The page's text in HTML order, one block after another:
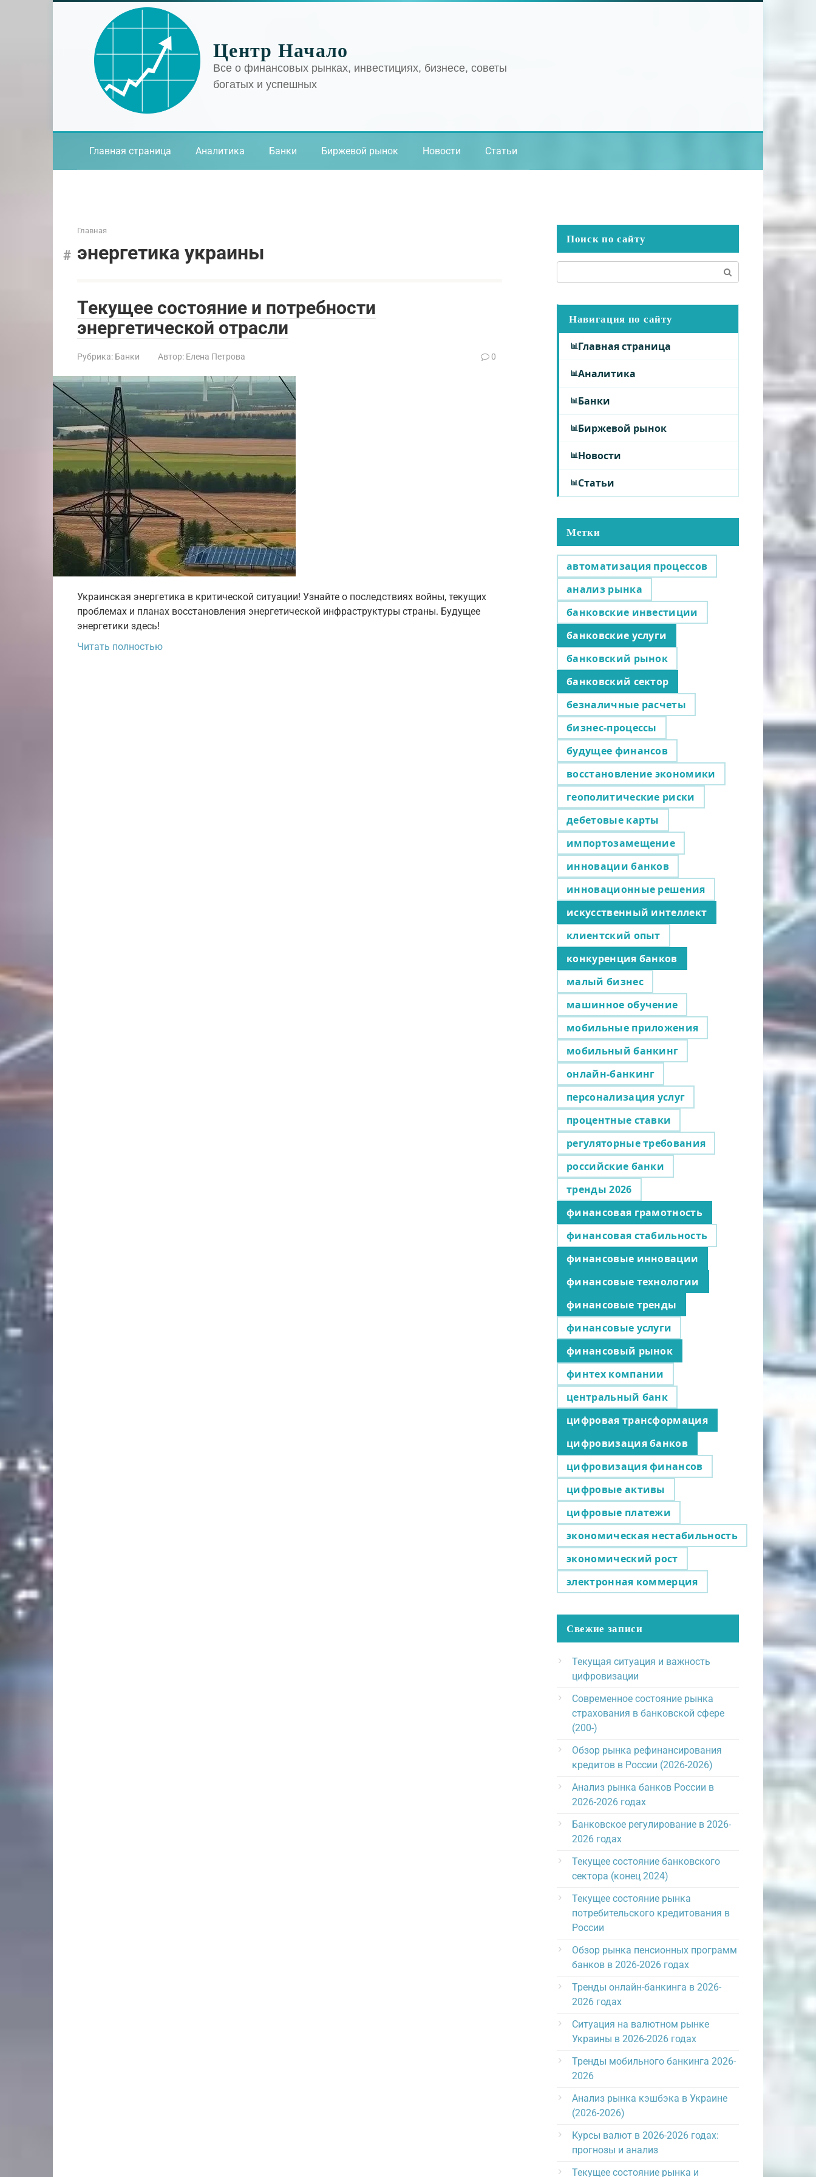
Центр Начало
Все о финансовых рынках, инвестициях, бизнесе, советы
богатых и успешных
Главная страница Аналитика Банки Биржевой рынок Новости Статьи
Главная
энергетика украины
Текущее состояние и потребности
энергетической отрасли
Рубрика: Банки Автор: Елена Петрова 0
Украинская энергетика в критической ситуации! Узнайте о последствиях войны, текущих
проблемах и планах восстановления энергетической инфраструктуры страны. Будущее
энергетики здесь!
Читать полностью
Поиск по сайту
Навигация по сайту
Главная страница
Аналитика
Банки
Биржевой рынок
Новости
Статьи
Метки
автоматизация процессов
анализ рынка
банковские инвестиции
банковские услуги
банковский рынок
банковский сектор
безналичные расчеты
бизнес-процессы
будущее финансов
восстановление экономики
геополитические риски
дебетовые карты
импортозамещение
инновации банков
инновационные решения
искусственный интеллект
клиентский опыт
конкуренция банков
малый бизнес
машинное обучение
мобильные приложения
мобильный банкинг
онлайн-банкинг
персонализация услуг
процентные ставки
регуляторные требования
российские банки
тренды 2026
финансовая грамотность
финансовая стабильность
финансовые инновации
финансовые технологии
финансовые тренды
финансовые услуги
финансовый рынок
финтех компании
центральный банк
цифровая трансформация
цифровизация банков
цифровизация финансов
цифровые активы
цифровые платежи
экономическая нестабильность
экономический рост
электронная коммерция
Свежие записи
Текущая ситуация и важность
цифровизации
Современное состояние рынка
страхования в банковской сфере
(200-)
Обзор рынка рефинансирования
кредитов в России (2026-2026)
Анализ рынка банков России в
2026-2026 годах
Банковское регулирование в 2026-
2026 годах
Текущее состояние банковского
сектора (конец 2024)
Текущее состояние рынка
потребительского кредитования в
России
Обзор рынка пенсионных программ
банков в 2026-2026 годах
Тренды онлайн-банкинга в 2026-
2026 годах
Ситуация на валютном рынке
Украины в 2026-2026 годах
Тренды мобильного банкинга 2026-
2026
Анализ рынка кэшбэка в Украине
(2026-2026)
Курсы валют в 2026-2026 годах:
прогнозы и анализ
Текущее состояние рынка и